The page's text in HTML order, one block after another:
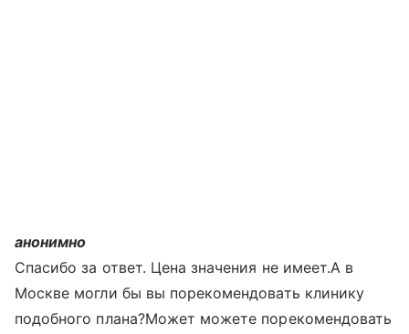
анонимно
Спасибо за ответ. Цена значения не имеет.А в
Москве могли бы вы порекомендовать клинику
подобного плана?Может можете порекомендовать